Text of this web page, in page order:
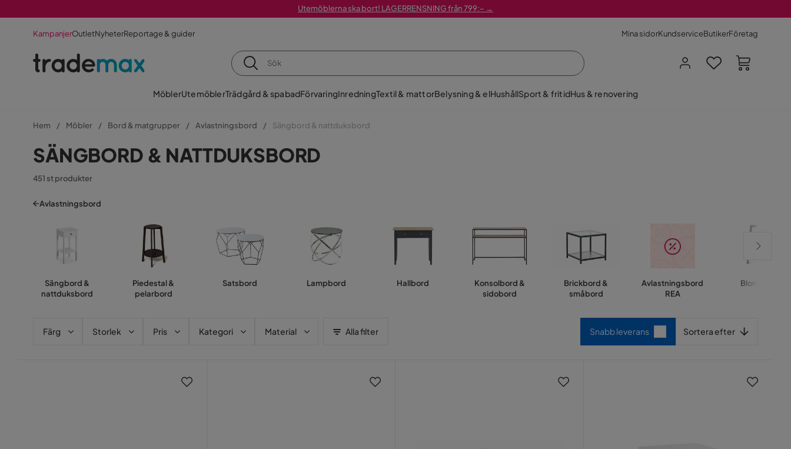
Utemöblerna ska bort! LAGERRENSNING från 799:– →
KampanjerOutletNyheterReportage & guider Mina sidorKundserviceButikerFöretag
MöblerUtemöblerTrädgård & spabadFörvaringInredningTextil & mattorBelysning & elHushållSport & fritidHus & renovering
Hem Möbler Bord & matgrupper Avlastningsbord Sängbord & nattduksbord
SÄNGBORD & NATTDUKSBORD
451 st produkter
Avlastningsbord
Sängbord &
nattduksbord
Piedestal &
pelarbord
Satsbord Lampbord Hallbord
Konsolbord &
sidobord
Brickbord &
småbord
Avlastningsbord
REA
Blombord
Färg Storlek Pris Kategori Material Alla filter Snabb leverans Sortera efter